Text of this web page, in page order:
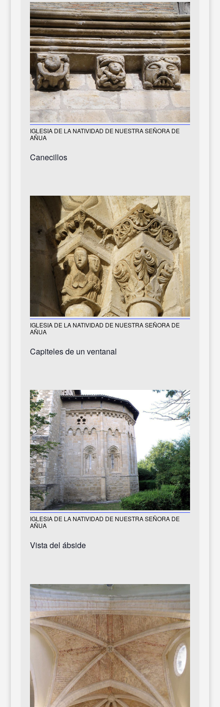
IGLESIA DE LA NATIVIDAD DE NUESTRA SEÑORA DE
AÑUA
Canecillos
IGLESIA DE LA NATIVIDAD DE NUESTRA SEÑORA DE
AÑUA
Capiteles de un ventanal
IGLESIA DE LA NATIVIDAD DE NUESTRA SEÑORA DE
AÑUA
Vista del ábside